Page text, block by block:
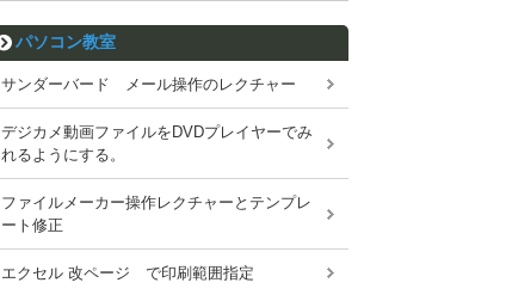
パソコン教室
サンダーバード メール操作のレクチャー
デジカメ動画ファイルをDVDプレイヤーでみ
れるようにする。
ファイルメーカー操作レクチャーとテンプレ
ート修正
エクセル 改ページ で印刷範囲指定